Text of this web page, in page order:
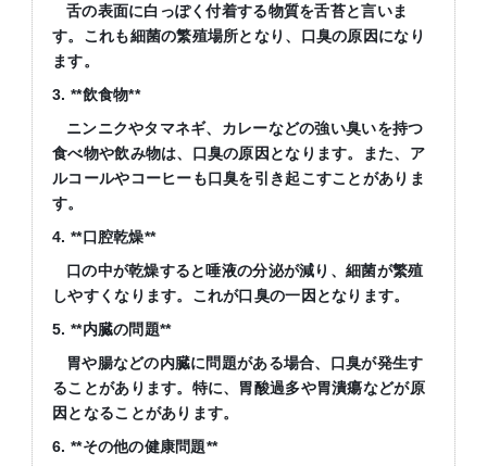
舌の表面に白っぽく付着する物質を舌苔と言いま
す。これも細菌の繁殖場所となり、口臭の原因になり
ます。
3. **飲食物**
ニンニクやタマネギ、カレーなどの強い臭いを持つ
食べ物や飲み物は、口臭の原因となります。また、ア
ルコールやコーヒーも口臭を引き起こすことがありま
す。
4. **口腔乾燥**
口の中が乾燥すると唾液の分泌が減り、細菌が繁殖
しやすくなります。これが口臭の一因となります。
5. **内臓の問題**
胃や腸などの内臓に問題がある場合、口臭が発生す
ることがあります。特に、胃酸過多や胃潰瘍などが原
因となることがあります。
6. **その他の健康問題**